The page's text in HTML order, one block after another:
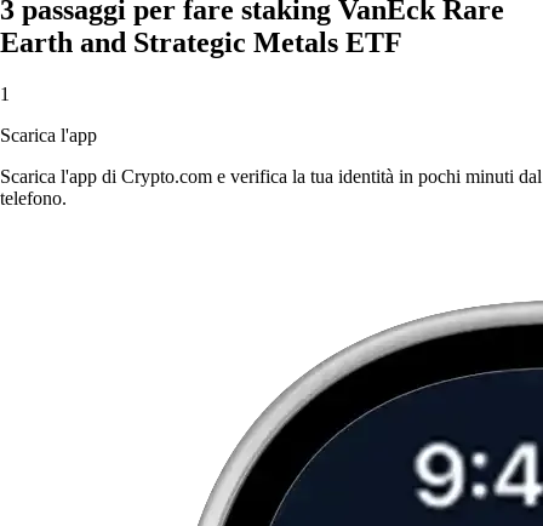
3 passaggi per fare staking VanEck Rare
Earth and Strategic Metals ETF
1
Scarica l'app
Scarica l'app di Crypto.com e verifica la tua identità in pochi minuti dal
telefono.